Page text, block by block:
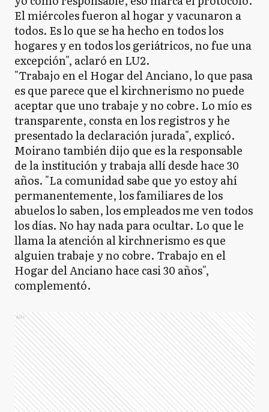
El miércoles fueron al hogar y vacunaron a
todos. Es lo que se ha hecho en todos los
hogares y en todos los geriátricos, no fue una
excepción", aclaró en LU2.
"Trabajo en el Hogar del Anciano, lo que pasa
es que parece que el kirchnerismo no puede
aceptar que uno trabaje y no cobre. Lo mío es
transparente, consta en los registros y he
presentado la declaración jurada", explicó.
Moirano también dijo que es la responsable
de la institución y trabaja allí desde hace 30
años. "La comunidad sabe que yo estoy ahí
permanentemente, los familiares de los
abuelos lo saben, los empleados me ven todos
los días. No hay nada para ocultar. Lo que le
llama la atención al kirchnerismo es que
alguien trabaje y no cobre. Trabajo en el
Hogar del Anciano hace casi 30 años",
complementó.
Ads